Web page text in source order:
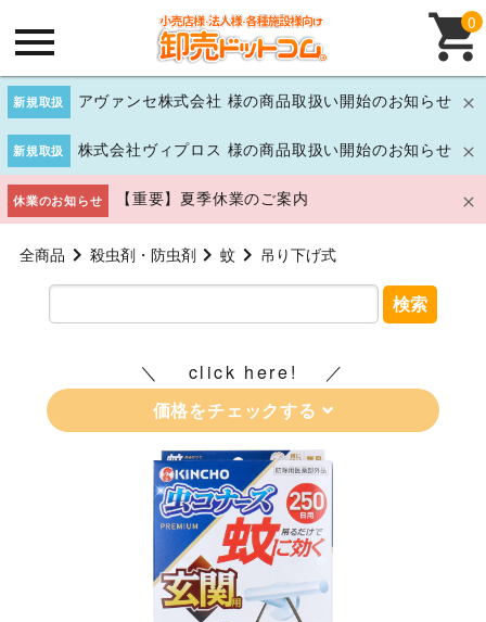
新規取扱 アヴァンセ株式会社 様の商品取扱い開始のお知らせ
新規取扱 株式会社ヴィプロス 様の商品取扱い開始のお知らせ
休業のお知らせ 【重要】夏季休業のご案内
0
全商品 殺虫剤・防虫剤 蚊 吊り下げ式
検索
click here!
価格をチェックする